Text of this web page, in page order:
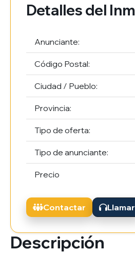
Descripción
Detalles del
Anunciante:
Código Postal:
Ciudad / Pueblo:
Provincia:
Tipo de oferta:
Tipo de anunciante:
Precio
Contactar Llamar